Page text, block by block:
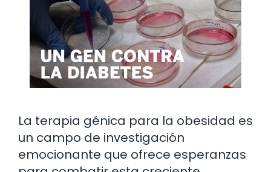
La terapia génica para la obesidad es
un campo de investigación
emocionante que ofrece esperanzas